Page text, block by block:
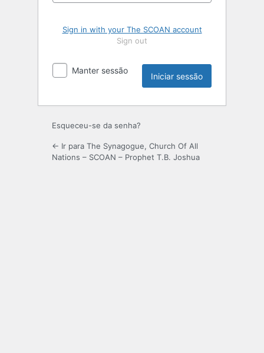
Sign in with your The SCOAN account
Sign out
Manter sessão
Esqueceu-se da senha?
← Ir para The Synagogue, Church Of All
Nations – SCOAN – Prophet T.B. Joshua